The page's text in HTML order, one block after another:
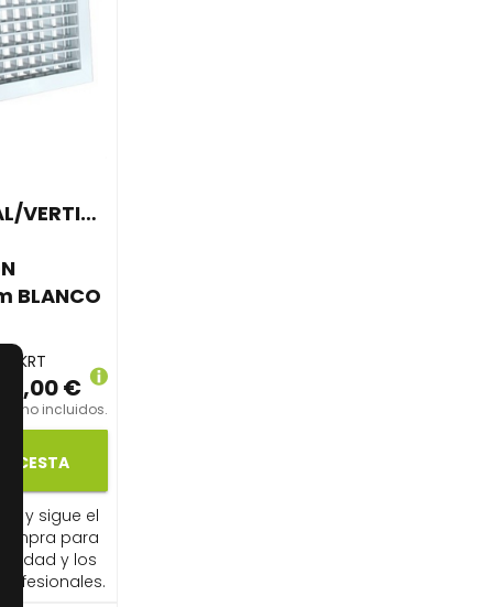
VERTICAL
BLANCO
63,00 €
no incluidos.
CESTA
y sigue el
para
y los